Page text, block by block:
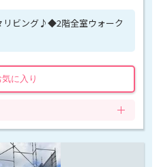
リビング♪◆2階全室ウォーク
気に入り